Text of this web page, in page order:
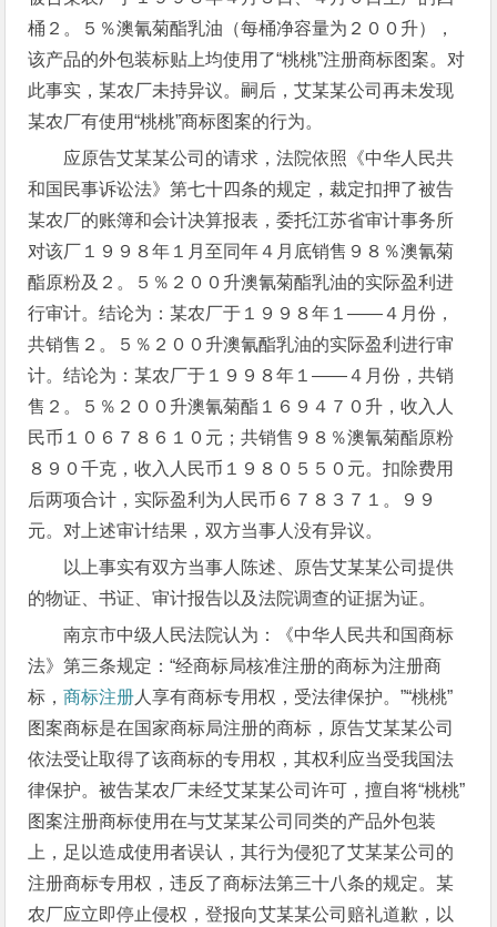
桶２。５％澳氰菊酯乳油（每桶净容量为２００升），
该产品的外包装标贴上均使用了“桃桃”注册商标图案。对
此事实，某农厂未持异议。嗣后，艾某某公司再未发现
某农厂有使用“桃桃”商标图案的行为。
应原告艾某某公司的请求，法院依照《中华人民共
和国民事诉讼法》第七十四条的规定，裁定扣押了被告
某农厂的账簿和会计决算报表，委托江苏省审计事务所
对该厂１９９８年１月至同年４月底销售９８％澳氰菊
酯原粉及２。５％２００升澳氰菊酯乳油的实际盈利进
行审计。结论为：某农厂于１９９８年１——４月份，
共销售２。５％２００升澳氰酯乳油的实际盈利进行审
计。结论为：某农厂于１９９８年１——４月份，共销
售２。５％２００升澳氰菊酯１６９４７０升，收入人
民币１０６７８６１０元；共销售９８％澳氰菊酯原粉
８９０千克，收入人民币１９８０５５０元。扣除费用
后两项合计，实际盈利为人民币６７８３７１。９９
元。对上述审计结果，双方当事人没有异议。
以上事实有双方当事人陈述、原告艾某某公司提供
的物证、书证、审计报告以及法院调查的证据为证。
南京市中级人民法院认为：《中华人民共和国商标
法》第三条规定：“经商标局核准注册的商标为注册商
标，商标注册 人享有商标专用权，受法律保护。”“桃桃”
图案商标是在国家商标局注册的商标，原告艾某某公司
依法受让取得了该商标的专用权，其权利应当受我国法
律保护。被告某农厂未经艾某某公司许可，擅自将“桃桃”
图案注册商标使用在与艾某某公司同类的产品外包装
上，足以造成使用者误认，其行为侵犯了艾某某公司的
注册商标专用权，违反了商标法第三十八条的规定。某
农厂应立即停止侵权，登报向艾某某公司赔礼道歉，以